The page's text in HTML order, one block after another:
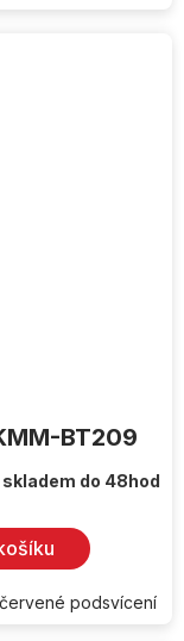
BT209
skladem do 48hod
červené podsvícení